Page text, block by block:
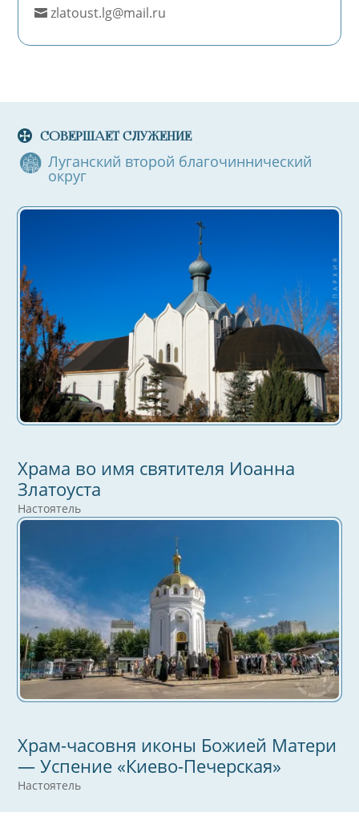
iconzlatoust.lg@mail.ru
СОВЕРШАЕТ СЛУЖЕНИЕ
Луганский второй благочиннический
округ
Храма во имя святителя Иоанна
Златоуста
Настоятель
Храм-часовня иконы Божией Матери
— Успение «Киево-Печерская»
Настоятель